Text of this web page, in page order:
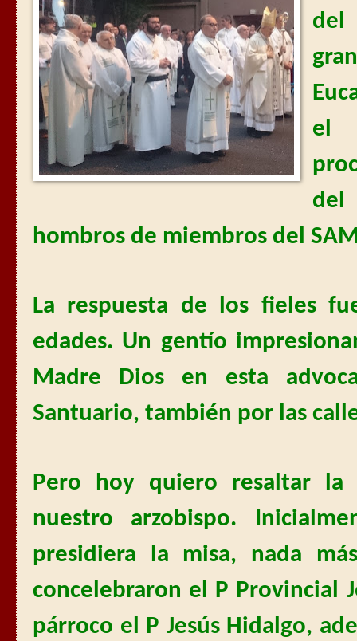
el
hombros de miembros del
La respuesta de los fieles
edades. Un gentío
Madre Dios en esta
Santuario, también por las
Pero hoy quiero resaltar la
nuestro arzobispo.
presidiera la misa, nada
concelebraron el P Provincial
párroco el P Jesús Hidalgo,